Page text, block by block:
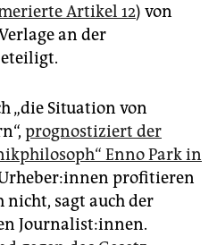
Artikel 12) von
an der
„die Situation von
prognostiziert der
Enno Park in
profitieren
nicht, sagt auch der
Journalist:innen.